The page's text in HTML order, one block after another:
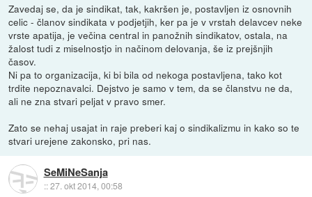
Zavedaj se, da je sindikat, tak, kakršen je, postavljen iz osnovnih
celic - članov sindikata v podjetjih, ker pa je v vrstah delavcev neke
vrste apatija, je večina central in panožnih sindikatov, ostala, na
žalost tudi z miselnostjo in načinom delovanja, še iz prejšnjih
časov.
Ni pa to organizacija, ki bi bila od nekoga postavljena, tako kot
trdite nepoznavalci. Dejstvo je samo v tem, da se članstvu ne da,
ali ne zna stvari peljat v pravo smer.
Zato se nehaj usajat in raje preberi kaj o sindikalizmu in kako so te
stvari urejene zakonsko, pri nas.
SeMiNeSanja
::27. okt 2014, 00:58